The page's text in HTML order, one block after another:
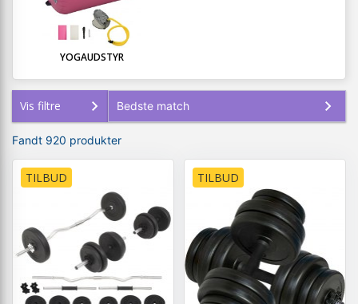
YOGAUDSTYR
Vis filtre
Fandt 920 produkter
TILBUD TILBUD